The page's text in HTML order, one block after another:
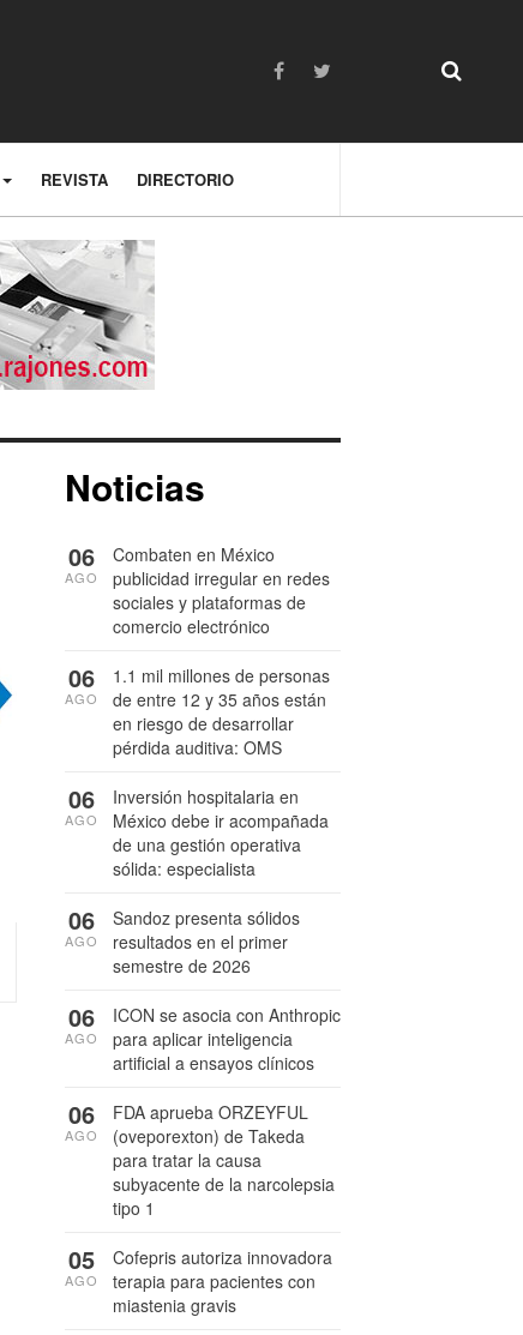
REVISTA DIRECTORIO
Noticias
Combaten en México
publicidad irregular en redes
sociales y plataformas de
comercio electrónico
06
AGO
1.1 mil millones de personas
de entre 12 y 35 años están
en riesgo de desarrollar
pérdida auditiva: OMS
06
AGO
Inversión hospitalaria en
México debe ir acompañada
de una gestión operativa
sólida: especialista
06
AGO
Sandoz presenta sólidos
resultados en el primer
semestre de 2026
06
AGO
ICON se asocia con Anthropic
para aplicar inteligencia
artificial a ensayos clínicos
06
AGO
FDA aprueba ORZEYFUL
(oveporexton) de Takeda
para tratar la causa
subyacente de la narcolepsia
tipo 1
06
AGO
Cofepris autoriza innovadora
terapia para pacientes con
miastenia gravis
05
AGO